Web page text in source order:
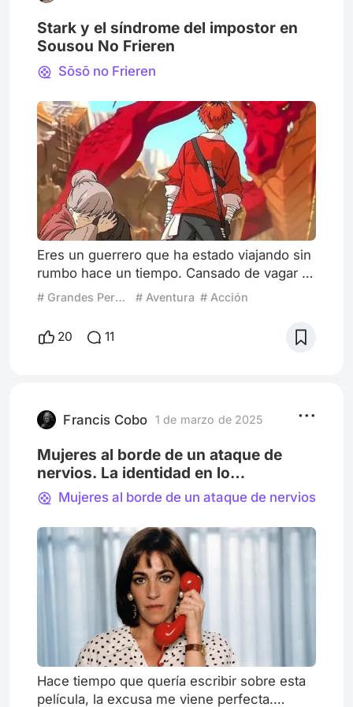
Stark y el síndrome del impostor en
Sousou No Frieren
Sōsō no Frieren
Eres un guerrero que ha estado viajando sin
rumbo hace un tiempo. Cansado de vagar te
quedas unos días en una pequeña aldea al
ser muy amables y te reciben con calidez,
aunque notas un semblante triste y de terror
Todos huyen de
# Grandes Perdedores # Aventura # Acción
20 11
Francis Cobo 1 de marzo de 2025
Mujeres al borde de un ataque de
nervios. La identidad en lo
performativo, y la necesidad de re-
territorializar
Mujeres al borde de un ataque de nervios
Hace tiempo que quería escribir sobre esta
película, la excusa me viene perfecta.